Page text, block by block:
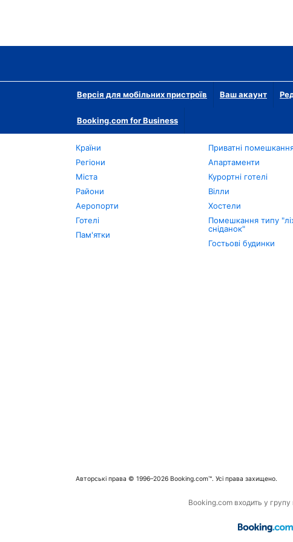
Версія для мобільних пристроїв Ваш акаунт
Booking.com for Business
Країни
Регіони
Міста
Райони
Аеропорти
Готелі
Пам'ятки
Приватні
Апартаменти
Курортні готелі
Вілли
Хостели
Помешкання типу
сніданок"
Гостьові будинки
Авторські права © 1996–2026 Booking.com™. Усі права захищено.
Booking.com входить у групу